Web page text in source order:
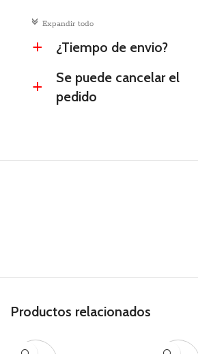
c Expandir todo
a ¿Tiempo de envio?
a
Se puede cancelar el
pedido
Productos relacionados